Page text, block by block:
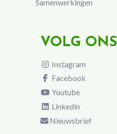
Samenwerkingen
VOLG ONS
Instagram
Facebook
Youtube
Linkedin
Nieuwsbrief